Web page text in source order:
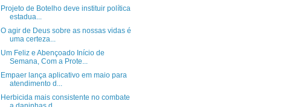
Projeto de Botelho deve instituir política
estadua...
O agir de Deus sobre as nossas vidas é
uma certeza...
Um Feliz e Abençoado Início de
Semana, Com a Prote...
Empaer lança aplicativo em maio para
atendimento d...
Herbicida mais consistente no combate